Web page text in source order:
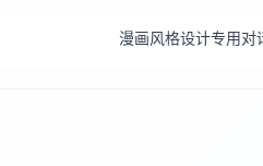
漫画风格设计专用对